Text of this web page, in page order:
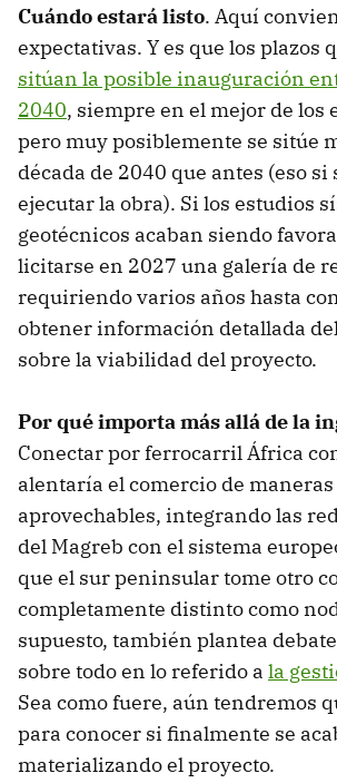
Cuándo estará listo. Aquí
expectativas. Y es que los plazos
sitúan la posible inauguración
2040, siempre en el mejor de los
pero muy posiblemente se sitúe
década de 2040 que antes (eso si
ejecutar la obra). Si los estudios
geotécnicos acaban siendo
licitarse en 2027 una galería de
requiriendo varios años hasta
obtener información detallada
sobre la viabilidad del proyecto.
Por qué importa más allá de la
Conectar por ferrocarril África
alentaría el comercio de
aprovechables, integrando las
del Magreb con el sistema
que el sur peninsular tome otro
completamente distinto como
supuesto, también plantea
sobre todo en lo referido a la
Sea como fuere, aún tendremos
para conocer si finalmente se
materializando el proyecto.